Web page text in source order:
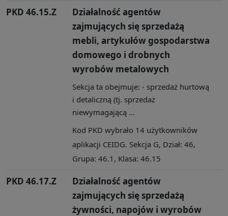
PKD 46.15.Z
Działalność agentów
zajmujących się sprzedażą
mebli, artykułów gospodarstwa
domowego i drobnych
wyrobów metalowych
Sekcja ta obejmuje: - sprzedaż hurtową
i detaliczną (tj. sprzedaż
niewymagającą ...
Kod PKD wybrało 14 użytkowników
aplikacji CEIDG. Sekcja G, Dział: 46,
Grupa: 46.1, Klasa: 46.15
PKD 46.17.Z
Działalność agentów
zajmujących się sprzedażą
żywności, napojów i wyrobów